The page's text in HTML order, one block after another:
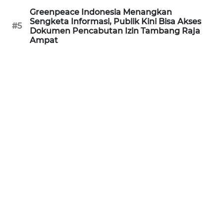
#5
Greenpeace Indonesia Menangkan
Sengketa Informasi, Publik Kini Bisa Akses
Dokumen Pencabutan Izin Tambang Raja
Ampat
PRIANGAN
TIMUR